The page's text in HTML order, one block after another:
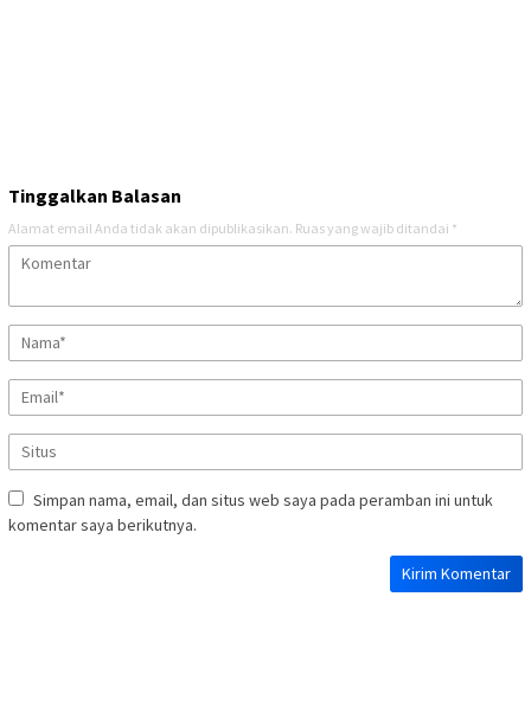
Tinggalkan Balasan
Alamat email Anda tidak akan dipublikasikan. Ruas yang wajib ditandai *
Simpan nama, email, dan situs web saya pada peramban ini untuk
komentar saya berikutnya.